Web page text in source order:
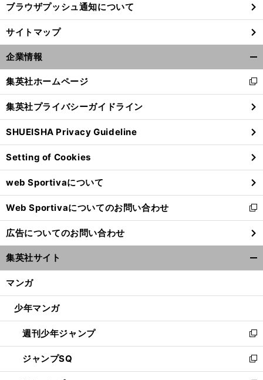
ブラウザプッシュ通知について
サイトマップ
企業情報
閉
る
集英社ホームページ
新
し
い
ウ
ィ
ン
ド
ウ
で
開
く
集英社プライバシーガイドライン
SHUEISHA Privacy Guideline
Setting of Cookies
web Sportivaについて
Web Sportivaについてのお問い合わせ
新
し
い
ウ
ィ
ン
ウ
開
く
広告についてのお問い合わせ
集英社サイト
マンガ
少年マンガ
週刊少年ジャンプ
新
し
い
ウ
ジャンプSQ
新
し